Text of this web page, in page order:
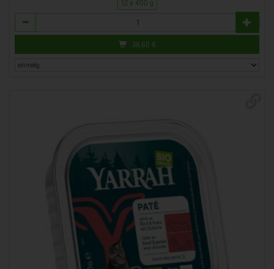
12 x 400 g
Anzahl
38,60 €